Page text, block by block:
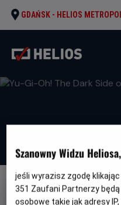
GDAŃSK - HELIOS
NAPISY
Szanowny Widzu Heliosa,
jeśli wyrazisz zgodę klikając
351 Zaufani Partnerzy
osobowe takie jak adresy